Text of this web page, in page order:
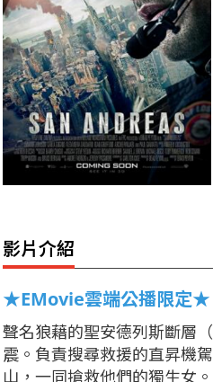
影片介紹
★EMovie雲端公播限定★
聲名狼藉的聖安德列斯斷層
震。負責搜尋救援的直昇機
山，一同搶救他們的獨生女